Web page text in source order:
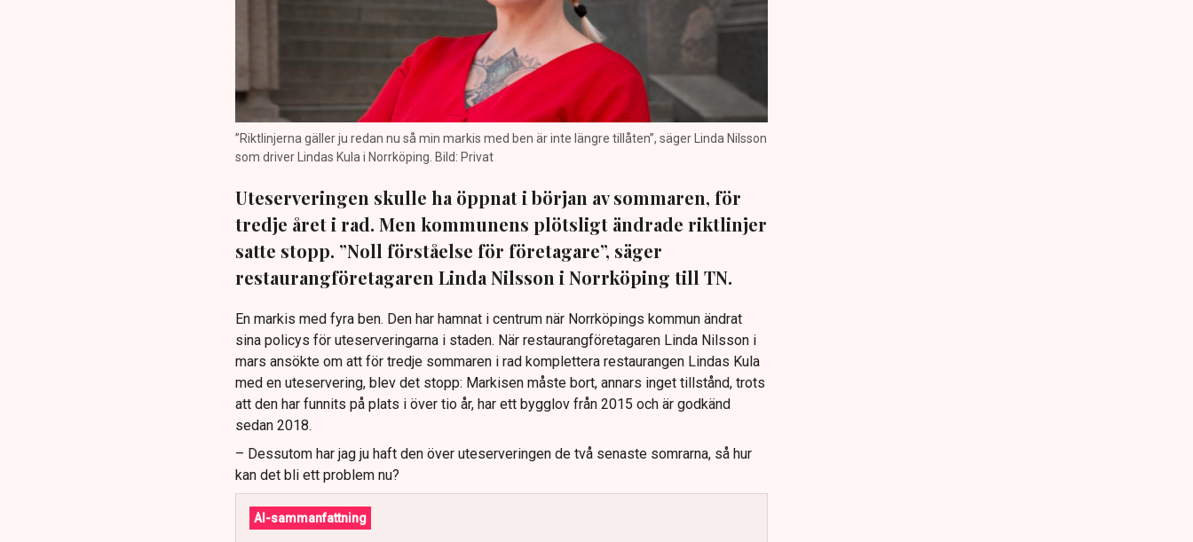
”Riktlinjerna gäller ju redan nu så min markis med ben är inte längre tillåten”, säger Linda Nilsson
som driver Lindas Kula i Norrköping. Bild: Privat
Uteserveringen skulle ha öppnat i början av sommaren, för
tredje året i rad. Men kommunens plötsligt ändrade riktlinjer
satte stopp. ”Noll förståelse för företagare”, säger
restaurangföretagaren Linda Nilsson i Norrköping till TN.
En markis med fyra ben. Den har hamnat i centrum när Norrköpings kommun ändrat
sina policys för uteserveringarna i staden. När restaurangföretagaren Linda Nilsson i
mars ansökte om att för tredje sommaren i rad komplettera restaurangen Lindas Kula
med en uteservering, blev det stopp: Markisen måste bort, annars inget tillstånd, trots
att den har funnits på plats i över tio år, har ett bygglov från 2015 och är godkänd
sedan 2018.
– Dessutom har jag ju haft den över uteserveringen de två senaste somrarna, så hur
kan det bli ett problem nu?
AI-sammanfattning